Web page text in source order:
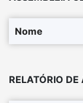
Nome
RELATÓRIO